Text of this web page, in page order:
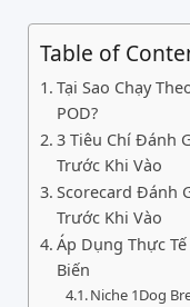
Table of
Tại Sao Chạy
POD?
3 Tiêu Chí Đánh
Trước Khi Vào
Scorecard Đánh
Trước Khi Vào
Áp Dụng Thực
Biến
Niche 1Dog